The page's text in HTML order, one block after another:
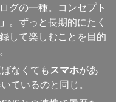
グの一種。コンセプト
。ずっと長期的にたく
して楽しむことを目的
なくてもスマホがあ
ているのと同じ。